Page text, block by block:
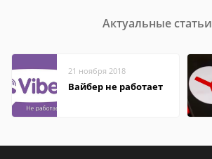
Актуальные статьи
21 ноября 2018
Вайбер не работает